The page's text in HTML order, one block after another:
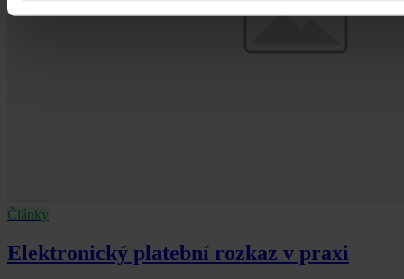
Články
Elektronický platební rozkaz v praxi